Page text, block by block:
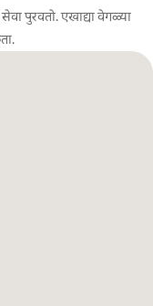
पुरवतो. एखाद्या वेगळ्या